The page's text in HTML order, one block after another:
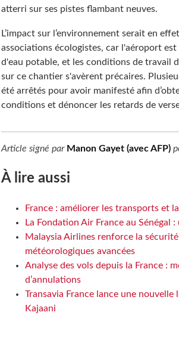
atterri sur ses pistes flambant neuves.
L’impact sur l’environnement serait en
associations écologistes, car l'aéroport
d'eau potable, et les conditions de travail
sur ce chantier s'avèrent précaires.
été arrêtés pour avoir manifesté afin
conditions et dénoncer les retards de
Article signé par Manon Gayet (avec AFP)
À lire aussi
France : améliorer les transports et
La Fondation Air France au Sénégal
Malaysia Airlines renforce la
météorologiques avancées
Analyse des vols depuis la France :
d’annulations
Transavia France lance une
Kajaani